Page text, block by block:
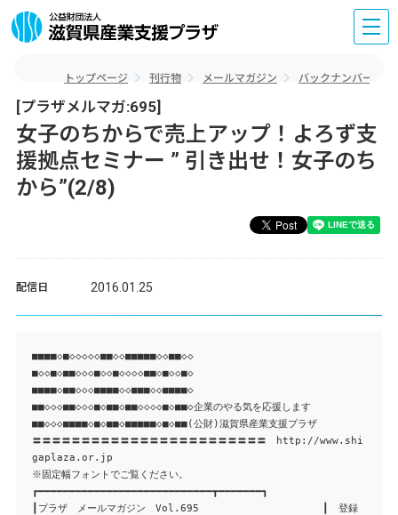
トップページ 刊行物 メールマガジン バックナンバー
[プラザメルマガ:695]
女子のちからで売上アップ！よろず支
援拠点セミナー ” 引き出せ！女子のち
から”(2/8)
配信日 2016.01.25
■■■■◇■◇◇◇◇◇■■◇◇■■■■■◇◇■■◇◇
■◇◇■◇■■◇◇◇■◇◇■◇◇◇◇■■◇■◇◇■◇
■■■■◇■■◇◇◇■■■■◇◇■■■◇◇■■■■◇
■■◇◇◇■■◇◇◇■◇■■◇■■◇◇◇◇■◇■■◇企業のやる気を応援します
■■◇◇◇■■■■◇■◇■■◇■■■■■◇■◇■■(公財)滋賀県産業支援プラザ
〓〓〓〓〓〓〓〓〓〓〓〓〓〓〓〓〓〓〓〓〓〓〓〓 http://www.shi
gaplaza.or.jp
※固定幅フォントでご覧ください。
┏━━━━━━━━━━━━━━━━━━━━━━━━━━━━┳━━━━━━━┓
┃プラザ メールマガジン Vol.695 ┃ 登録